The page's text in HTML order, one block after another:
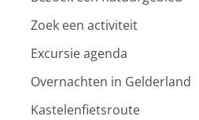
Zoek een activiteit
Excursie agenda
Overnachten in Gelderland
Kastelenfietsroute